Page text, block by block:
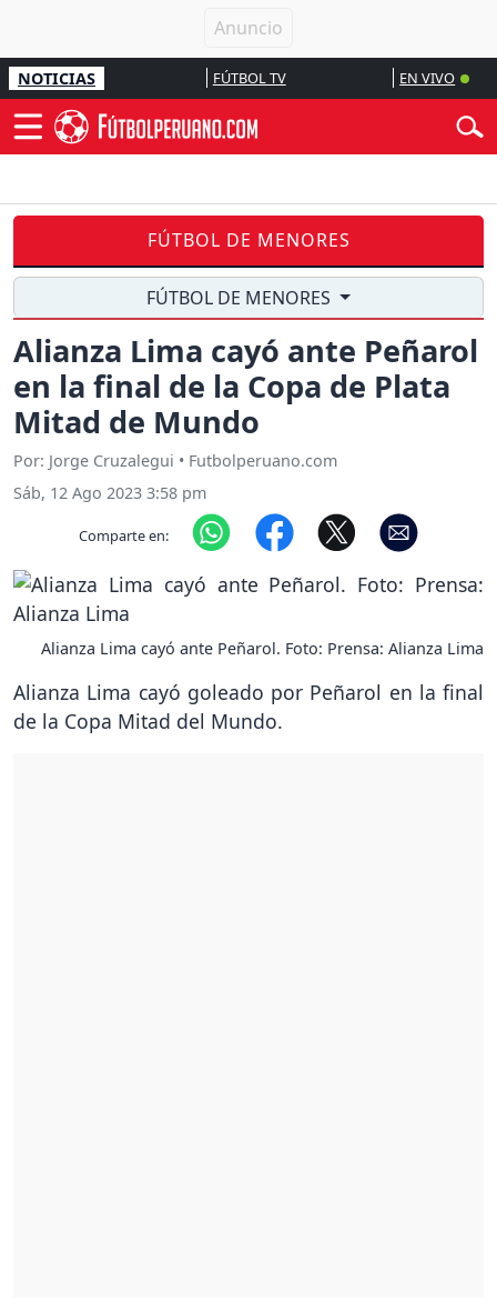
NOTICIAS FÚTBOL TV EN VIVO
FÚTBOL DE MENORES
FÚTBOL DE MENORES
Alianza Lima cayó ante Peñarol
en la final de la Copa de Plata
Mitad de Mundo
Por: Jorge Cruzalegui • Futbolperuano.com
Sáb, 12 Ago 2023 3:58 pm
Comparte en:
Alianza Lima cayó ante Peñarol. Foto: Prensa: Alianza Lima
Alianza Lima cayó goleado por Peñarol en la final
de la Copa Mitad del Mundo.